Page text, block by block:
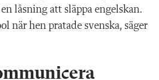
låsning att släppa engelskan.
när hen pratade svenska, säger